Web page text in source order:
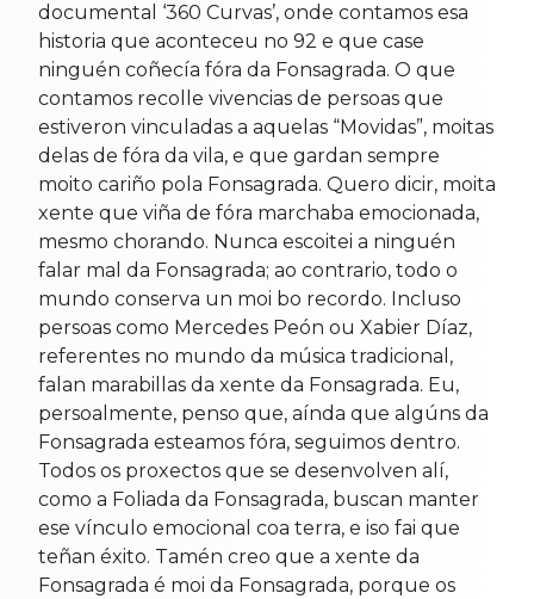
documental ‘360 Curvas’, onde contamos esa
historia que aconteceu no 92 e que case
ninguén coñecía fóra da Fonsagrada. O que
contamos recolle vivencias de persoas que
estiveron vinculadas a aquelas “Movidas”, moitas
delas de fóra da vila, e que gardan sempre
moito cariño pola Fonsagrada. Quero dicir, moita
xente que viña de fóra marchaba emocionada,
mesmo chorando. Nunca escoitei a ninguén
falar mal da Fonsagrada; ao contrario, todo o
mundo conserva un moi bo recordo. Incluso
persoas como Mercedes Peón ou Xabier Díaz,
referentes no mundo da música tradicional,
falan marabillas da xente da Fonsagrada. Eu,
persoalmente, penso que, aínda que algúns da
Fonsagrada esteamos fóra, seguimos dentro.
Todos os proxectos que se desenvolven alí,
como a Foliada da Fonsagrada, buscan manter
ese vínculo emocional coa terra, e iso fai que
teñan éxito. Tamén creo que a xente da
Fonsagrada é moi da Fonsagrada, porque os